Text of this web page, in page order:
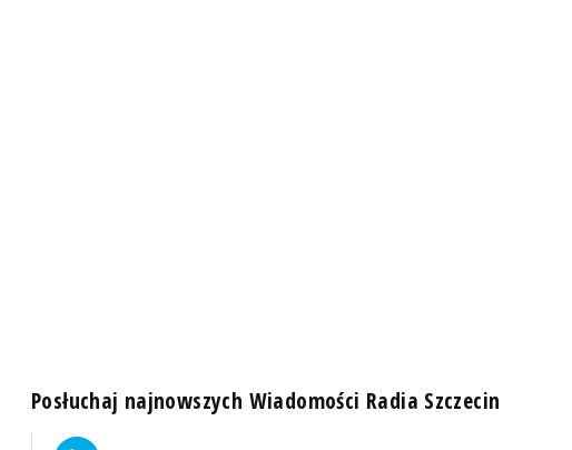
Posłuchaj najnowszych Wiadomości Radia Szczecin